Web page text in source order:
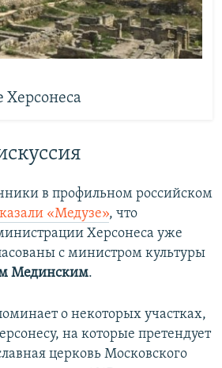
в профильном российском
«Медузе», что
Херсонеса уже
с министром культуры
Мединским.
о некоторых участках,
на которые претендует
церковь Московского